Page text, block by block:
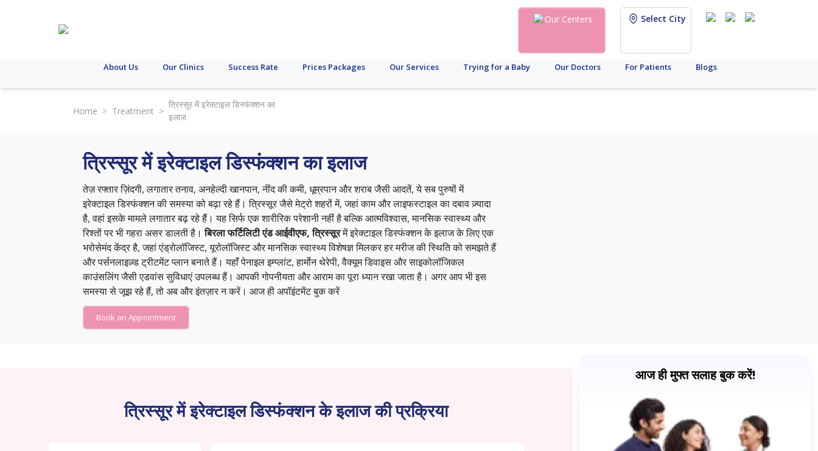
Our Centers Select City
About Us Our Clinics Success Rate Prices Packages Our Services Trying for a Baby Our Doctors For Patients Blogs
Home > Treatment >
त्रिस्सूर में इरेक्टाइल डिस्फंक्शन का
इलाज
त्रिस्सूर में इरेक्टाइल डिस्फंक्शन का इलाज
तेज़ रफ्तार ज़िंदगी, लगातार तनाव, अनहेल्दी खानपान, नींद की कमी, धूम्रपान और शराब जैसी आदतें, ये सब पुरुषों में
इरेक्टाइल डिस्फंक्शन की समस्या को बढ़ा रहे हैं। त्रिस्सूर जैसे मेट्रो शहरों में, जहां काम और लाइफस्टाइल का दबाव ज़्यादा
है, वहां इसके मामले लगातार बढ़ रहे हैं। यह सिर्फ एक शारीरिक परेशानी नहीं है बल्कि आत्मविश्वास, मानसिक स्वास्थ्य और
रिश्तों पर भी गहरा असर डालती है।बिरला फर्टिलिटी एंड आईवीएफ, त्रिस्सूरमें इरेक्टाइल डिस्फंक्शन के इलाज के लिए एक
भरोसेमंद केंद्र है, जहां एंड्रोलॉजिस्ट, यूरोलॉजिस्ट और मानसिक स्वास्थ्य विशेषज्ञ मिलकर हर मरीज की स्थिति को समझते हैं
और पर्सनलाइज़्ड ट्रीटमेंट प्लान बनाते हैं। यहाँ पेनाइल इम्प्लांट, हार्मोन थेरेपी, वैक्यूम डिवाइस और साइकोलॉजिकल
काउंसलिंग जैसी एडवांस सुविधाएं उपलब्ध हैं। आपकी गोपनीयता और आराम का पूरा ध्यान रखा जाता है। अगर आप भी इस
समस्या से जूझ रहे हैं, तो अब और इंतज़ार न करें। आज ही अपॉइंटमेंट बुक करें
Book an Appointment
त्रिस्सूर में इरेक्टाइल डिस्फंक्शन के इलाज की प्रक्रिया
आज ही मुफ्त सलाह बुक करें!